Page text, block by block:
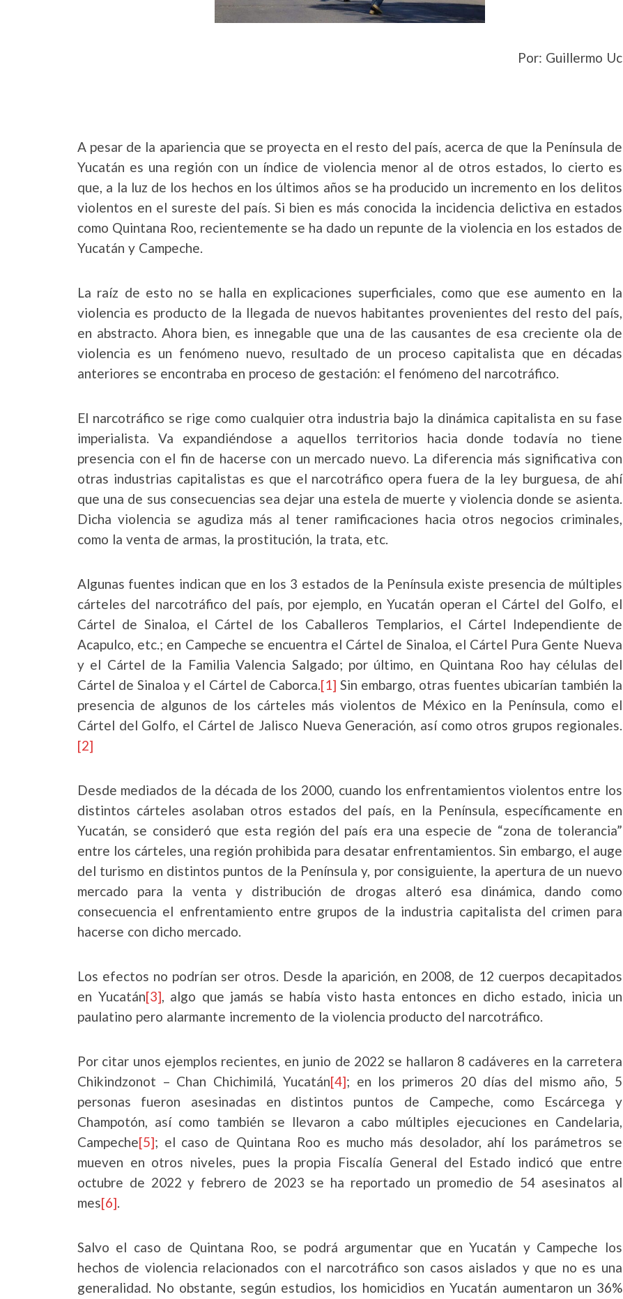
Por: Guillermo Uc
A pesar de la apariencia que se proyecta en el resto del país, acerca de que la Península de
Yucatán es una región con un índice de violencia menor al de otros estados, lo cierto es
que, a la luz de los hechos en los últimos años se ha producido un incremento en los delitos
violentos en el sureste del país. Si bien es más conocida la incidencia delictiva en estados
como Quintana Roo, recientemente se ha dado un repunte de la violencia en los estados de
Yucatán y Campeche.
La raíz de esto no se halla en explicaciones superficiales, como que ese aumento en la
violencia es producto de la llegada de nuevos habitantes provenientes del resto del país,
en abstracto. Ahora bien, es innegable que una de las causantes de esa creciente ola de
violencia es un fenómeno nuevo, resultado de un proceso capitalista que en décadas
anteriores se encontraba en proceso de gestación: el fenómeno del narcotráfico.
El narcotráfico se rige como cualquier otra industria bajo la dinámica capitalista en su fase
imperialista. Va expandiéndose a aquellos territorios hacia donde todavía no tiene
presencia con el fin de hacerse con un mercado nuevo. La diferencia más significativa con
otras industrias capitalistas es que el narcotráfico opera fuera de la ley burguesa, de ahí
que una de sus consecuencias sea dejar una estela de muerte y violencia donde se asienta.
Dicha violencia se agudiza más al tener ramificaciones hacia otros negocios criminales,
como la venta de armas, la prostitución, la trata, etc.
Algunas fuentes indican que en los 3 estados de la Península existe presencia de múltiples
cárteles del narcotráfico del país, por ejemplo, en Yucatán operan el Cártel del Golfo, el
Cártel de Sinaloa, el Cártel de los Caballeros Templarios, el Cártel Independiente de
Acapulco, etc.; en Campeche se encuentra el Cártel de Sinaloa, el Cártel Pura Gente Nueva
y el Cártel de la Familia Valencia Salgado; por último, en Quintana Roo hay células del
Cártel de Sinaloa y el Cártel de Caborca.[1] Sin embargo, otras fuentes ubicarían también la
presencia de algunos de los cárteles más violentos de México en la Península, como el
Cártel del Golfo, el Cártel de Jalisco Nueva Generación, así como otros grupos regionales.
[2]
Desde mediados de la década de los 2000, cuando los enfrentamientos violentos entre los
distintos cárteles asolaban otros estados del país, en la Península, específicamente en
Yucatán, se consideró que esta región del país era una especie de “zona de tolerancia”
entre los cárteles, una región prohibida para desatar enfrentamientos. Sin embargo, el auge
del turismo en distintos puntos de la Península y, por consiguiente, la apertura de un nuevo
mercado para la venta y distribución de drogas alteró esa dinámica, dando como
consecuencia el enfrentamiento entre grupos de la industria capitalista del crimen para
hacerse con dicho mercado.
Los efectos no podrían ser otros. Desde la aparición, en 2008, de 12 cuerpos decapitados
en Yucatán[3], algo que jamás se había visto hasta entonces en dicho estado, inicia un
paulatino pero alarmante incremento de la violencia producto del narcotráfico.
Por citar unos ejemplos recientes, en junio de 2022 se hallaron 8 cadáveres en la carretera
Chikindzonot – Chan Chichimilá, Yucatán[4]; en los primeros 20 días del mismo año, 5
personas fueron asesinadas en distintos puntos de Campeche, como Escárcega y
Champotón, así como también se llevaron a cabo múltiples ejecuciones en Candelaria,
Campeche[5]; el caso de Quintana Roo es mucho más desolador, ahí los parámetros se
mueven en otros niveles, pues la propia Fiscalía General del Estado indicó que entre
octubre de 2022 y febrero de 2023 se ha reportado un promedio de 54 asesinatos al
mes[6].
Salvo el caso de Quintana Roo, se podrá argumentar que en Yucatán y Campeche los
hechos de violencia relacionados con el narcotráfico son casos aislados y que no es una
generalidad. No obstante, según estudios, los homicidios en Yucatán aumentaron un 36%